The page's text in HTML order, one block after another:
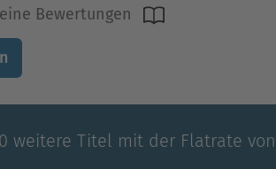
Bewertungen
weitere Titel mit der Flatrate von